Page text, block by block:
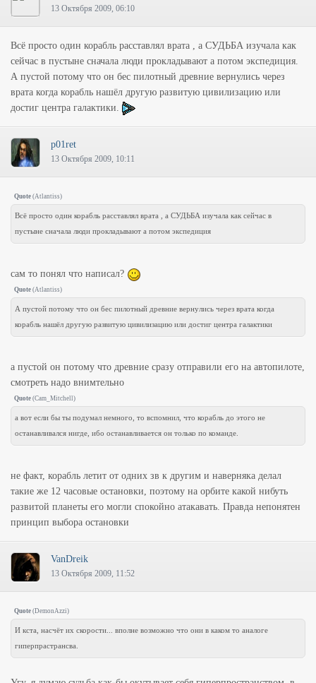
13 Октября 2009, 06:10
Всё просто один корабль расставлял врата , а СУДЬБА изучала как
сейчас в пустыне сначала люди прокладывают а потом экспедиция.
А пустой потому что он бес пилотный древние вернулись через
врата когда корабль нашёл другую развитую цивилизацию или
достиг центра галактики.
p01ret
13 Октября 2009, 10:11
Quote (Atlantiss)
Всё просто один корабль расставлял врата , а СУДЬБА изучала как сейчас в
пустыне сначала люди прокладывают а потом экспедиция
сам то понял что написал?
Quote (Atlantiss)
А пустой потому что он бес пилотный древние вернулись через врата когда
корабль нашёл другую развитую цивилизацию или достиг центра галактики
а пустой он потому что древние сразу отправили его на автопилоте,
смотреть надо внимтельно
Quote (Cam_Mitchell)
а вот если бы ты подумал немного, то вспомнил, что корабль до этого не
останавливался нигде, ибо останавливается он только по команде.
не факт, корабль летит от одних зв к другим и наверняка делал
такие же 12 часовые остановки, поэтому на орбите какой нибуть
развитой планеты его могли спокойно атакавать. Правда непонятен
принцип выбора остановки
VanDreik
13 Октября 2009, 11:52
Quote (DemonAzzi)
И кста, насчёт их скорости... вполне возможно что они в каком то аналоге
гиперпрастрансва.